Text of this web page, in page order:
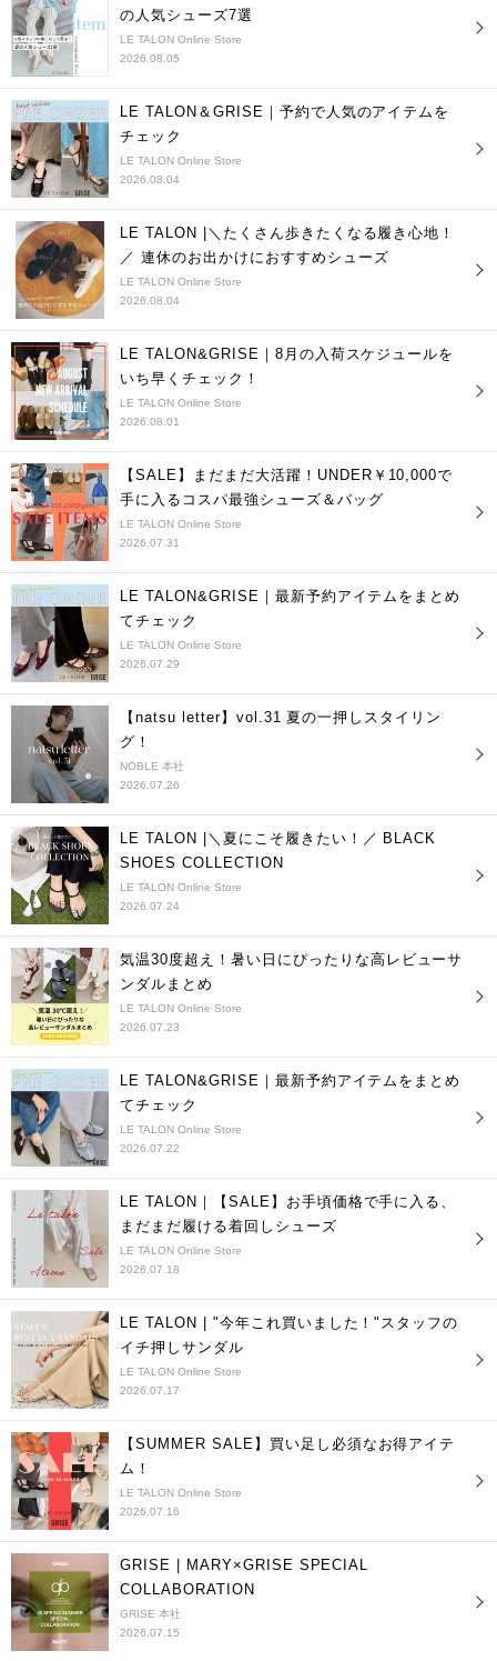
の人気シューズ7選
LE TALON Online Store
2026.08.05
LE TALON＆GRISE｜予約で人気のアイテムを
チェック
LE TALON Online Store
2026.08.04
LE TALON |＼たくさん歩きたくなる履き心地！
／ 連休のお出かけにおすすめシューズ
LE TALON Online Store
2026.08.04
LE TALON&GRISE｜8月の入荷スケジュールを
いち早くチェック！
LE TALON Online Store
2026.08.01
【SALE】まだまだ大活躍！UNDER￥10,000で
手に入るコスパ最強シューズ＆バッグ
LE TALON Online Store
2026.07.31
LE TALON&GRISE｜最新予約アイテムをまとめ
てチェック
LE TALON Online Store
2026.07.29
【natsu letter】vol.31 夏の一押しスタイリン
グ！
NOBLE 本社
2026.07.26
LE TALON |＼夏にこそ履きたい！／ BLACK
SHOES COLLECTION
LE TALON Online Store
2026.07.24
気温30度超え！暑い日にぴったりな高レビューサ
ンダルまとめ
LE TALON Online Store
2026.07.23
LE TALON&GRISE｜最新予約アイテムをまとめ
てチェック
LE TALON Online Store
2026.07.22
LE TALON｜【SALE】お手頃価格で手に入る、
まだまだ履ける着回しシューズ
LE TALON Online Store
2026.07.18
LE TALON | "今年これ買いました！"スタッフの
イチ押しサンダル
LE TALON Online Store
2026.07.17
【SUMMER SALE】買い足し必須なお得アイテ
ム！
LE TALON Online Store
2026.07.16
GRISE | MARY×GRISE SPECIAL
COLLABORATION
GRISE 本社
2026.07.15